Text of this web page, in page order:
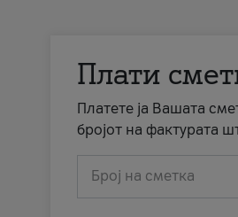
Плати
Платете ја Вашата
бројот на фактурата
Број на сметка